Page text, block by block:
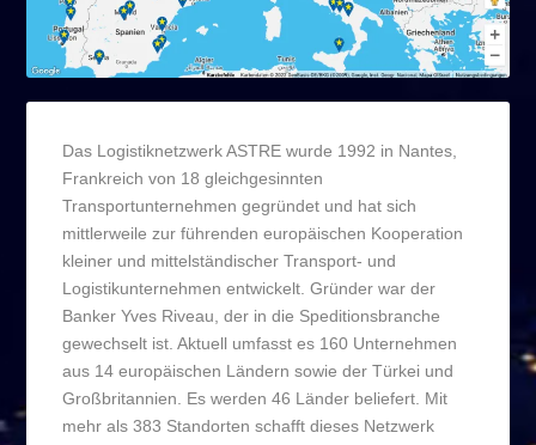
Das Logistiknetzwerk ASTRE wurde 1992 in Nantes,
Frankreich von 18 gleichgesinnten
Transportunternehmen gegründet und hat sich
mittlerweile zur führenden europäischen Kooperation
kleiner und mittelständischer Transport- und
Logistikunternehmen entwickelt. Gründer war der
Banker Yves Riveau, der in die Speditionsbranche
gewechselt ist. Aktuell umfasst es 160 Unternehmen
aus 14 europäischen Ländern sowie der Türkei und
Großbritannien. Es werden 46 Länder beliefert. Mit
mehr als 383 Standorten schafft dieses Netzwerk